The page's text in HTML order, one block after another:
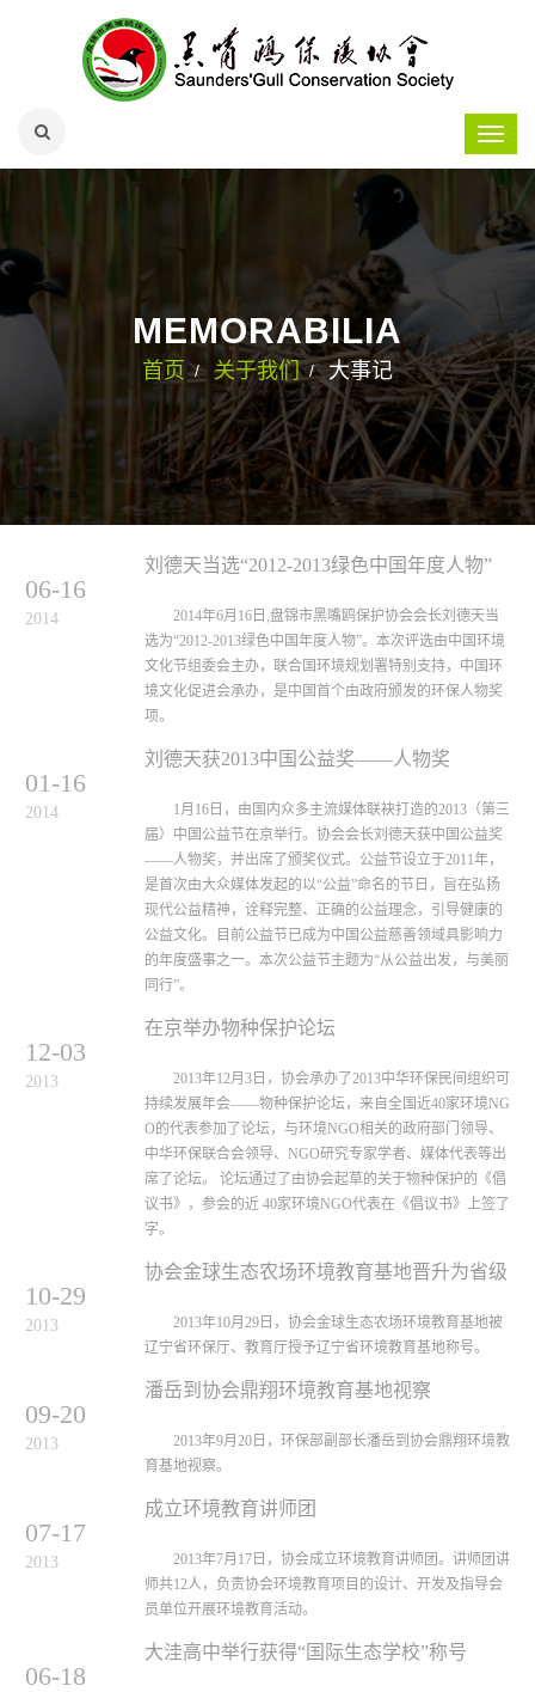
MEMORABILIA
首页 关于我们 大事记
刘德天当选“2012-2013绿色中国年度人物”
06-16
2014
2014年6月16日,盘锦市黑嘴鸥保护协会会长刘德天当
选为“2012-2013绿色中国年度人物”。本次评选由中国环境
文化节组委会主办，联合国环境规划署特别支持，中国环
境文化促进会承办，是中国首个由政府颁发的环保人物奖
项。
刘德天获2013中国公益奖——人物奖
01-16
2014
1月16日，由国内众多主流媒体联袂打造的2013（第三
届）中国公益节在京举行。协会会长刘德天获中国公益奖
——人物奖，并出席了颁奖仪式。公益节设立于2011年，
是首次由大众媒体发起的以“公益”命名的节日，旨在弘扬
现代公益精神，诠释完整、正确的公益理念，引导健康的
公益文化。目前公益节已成为中国公益慈善领域具影响力
的年度盛事之一。本次公益节主题为“从公益出发，与美丽
同行”。
在京举办物种保护论坛
12-03
2013
2013年12月3日，协会承办了2013中华环保民间组织可
持续发展年会——物种保护论坛，来自全国近40家环境NG
O的代表参加了论坛，与环境NGO相关的政府部门领导、
中华环保联合会领导、NGO研究专家学者、媒体代表等出
席了论坛。 论坛通过了由协会起草的关于物种保护的《倡
议书》，参会的近 40家环境NGO代表在《倡议书》上签了
字。
协会金球生态农场环境教育基地晋升为省级
10-29
2013
2013年10月29日，协会金球生态农场环境教育基地被
辽宁省环保厅、教育厅授予辽宁省环境教育基地称号。
潘岳到协会鼎翔环境教育基地视察
09-20
2013
2013年9月20日，环保部副部长潘岳到协会鼎翔环境教
育基地视察。
成立环境教育讲师团
07-17
2013
2013年7月17日，协会成立环境教育讲师团。讲师团讲
师共12人，负责协会环境教育项目的设计、开发及指导会
员单位开展环境教育活动。
大洼高中举行获得“国际生态学校”称号
06-18